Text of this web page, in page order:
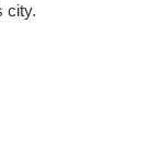
city.